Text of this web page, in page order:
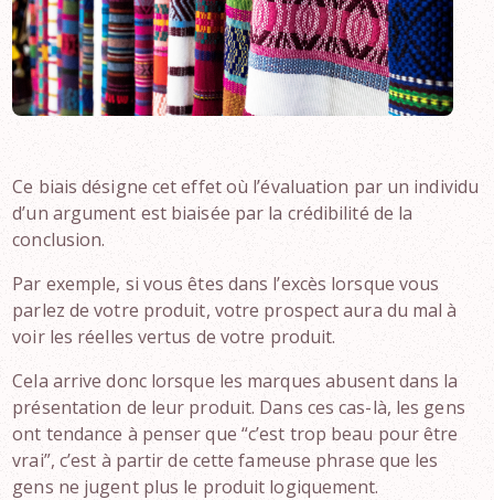
Ce biais désigne cet effet où l’évaluation par un individu
d’un argument est biaisée par la crédibilité de la
conclusion.
Par exemple, si vous êtes dans l’excès lorsque vous
parlez de votre produit, votre prospect aura du mal à
voir les réelles vertus de votre produit.
Cela arrive donc lorsque les marques abusent dans la
présentation de leur produit. Dans ces cas-là, les gens
ont tendance à penser que “c’est trop beau pour être
vrai”, c’est à partir de cette fameuse phrase que les
gens ne jugent plus le produit logiquement.